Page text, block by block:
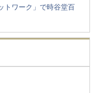
トワーク」で時谷堂百